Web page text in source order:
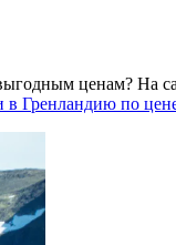
ценам? На
в Гренландию по